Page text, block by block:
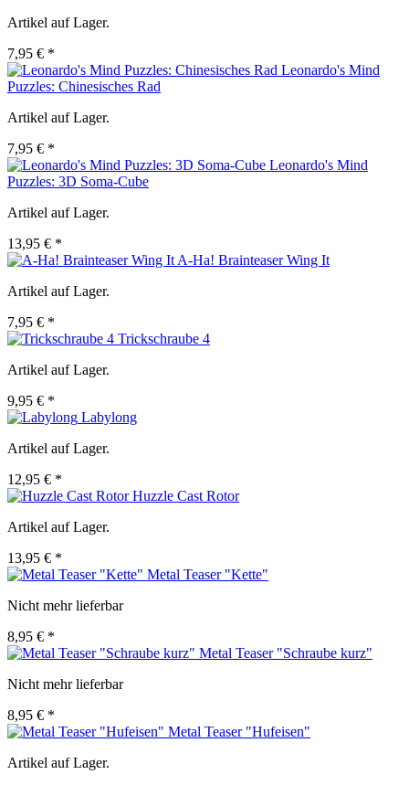
Artikel auf Lager.
7,95 € *
Leonardo's Mind
Puzzles: Chinesisches Rad
Artikel auf Lager.
7,95 € *
Leonardo's Mind
Puzzles: 3D Soma-Cube
Artikel auf Lager.
13,95 € *
A-Ha! Brainteaser Wing It
Artikel auf Lager.
7,95 € *
Trickschraube 4
Artikel auf Lager.
9,95 € *
Labylong
Artikel auf Lager.
12,95 € *
Huzzle Cast Rotor
Artikel auf Lager.
13,95 € *
Metal Teaser "Kette"
Nicht mehr lieferbar
8,95 € *
Metal Teaser "Schraube kurz"
Nicht mehr lieferbar
8,95 € *
Metal Teaser "Hufeisen"
Artikel auf Lager.